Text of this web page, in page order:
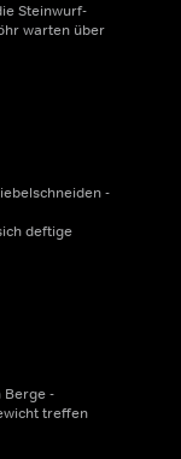
Steinwurf-
warten über
-
deftige
Berge -
treffen